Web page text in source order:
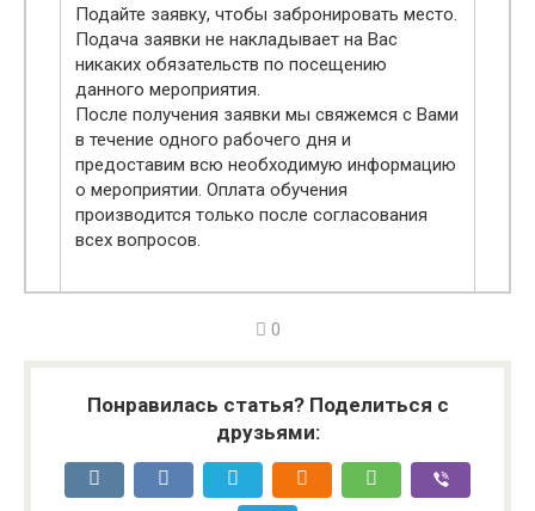
Подайте заявку, чтобы забронировать место.
Подача заявки не накладывает на Вас
никаких обязательств по посещению
данного мероприятия.
После получения заявки мы свяжемся с Вами
в течение одного рабочего дня и
предоставим всю необходимую информацию
о мероприятии. Оплата обучения
производится только после согласования
всех вопросов.
0
Понравилась статья? Поделиться с
друзьями: